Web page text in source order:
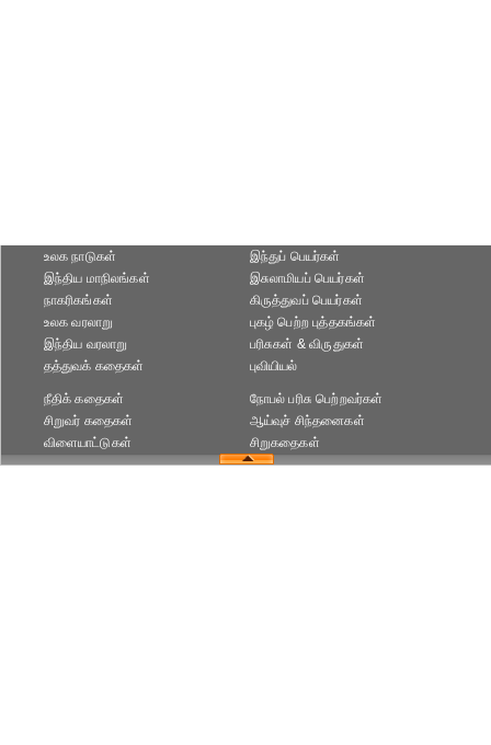
உலக நாடுகள்
இந்திய மாநிலங்கள்
நாகரிகங்கள்
இந்துப் பெயர்கள்
இசுலாமியப் பெயர்கள்
கிருத்துவப் பெயர்கள்
உலக வரலாறு
இந்திய வரலாறு
தத்துவக் கதைகள்
புகழ் பெற்ற புத்தகங்கள்
பரிசுகள் & விருதுகள்
புவியியல்
நீதிக் கதைகள்
சிறுவர் கதைகள்
விளையாட்டுகள்
நோபல் பரிசு‎ பெற்றவர்‎கள்
ஆய்வுச் சிந்தனைகள்
சிறுகதைகள்